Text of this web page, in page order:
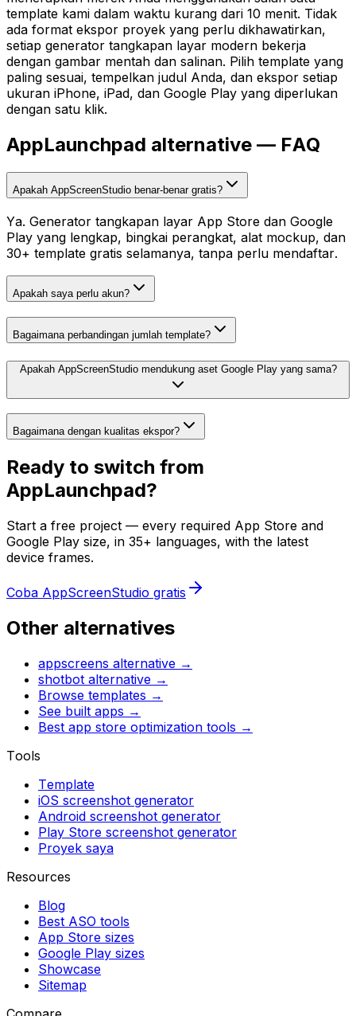
template kami dalam waktu kurang dari 10 menit. Tidak
ada format ekspor proyek yang perlu dikhawatirkan,
setiap generator tangkapan layar modern bekerja
dengan gambar mentah dan salinan. Pilih template yang
paling sesuai, tempelkan judul Anda, dan ekspor setiap
ukuran iPhone, iPad, dan Google Play yang diperlukan
dengan satu klik.
AppLaunchpad alternative — FAQ
Apakah AppScreenStudio benar-benar gratis?
Ya. Generator tangkapan layar App Store dan Google
Play yang lengkap, bingkai perangkat, alat mockup, dan
30+ template gratis selamanya, tanpa perlu mendaftar.
Apakah saya perlu akun?
Bagaimana perbandingan jumlah template?
Apakah AppScreenStudio mendukung aset Google Play yang sama?
Bagaimana dengan kualitas ekspor?
Ready to switch from
AppLaunchpad?
Start a free project — every required App Store and
Google Play size, in 35+ languages, with the latest
device frames.
Coba AppScreenStudio gratis
Other alternatives
appscreens alternative →
shotbot alternative →
Browse templates →
See built apps →
Best app store optimization tools →
Tools
Template
iOS screenshot generator
Android screenshot generator
Play Store screenshot generator
Proyek saya
Resources
Blog
Best ASO tools
App Store sizes
Google Play sizes
Showcase
Sitemap